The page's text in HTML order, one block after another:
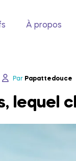
À propos
Par Papattedouce
lequel